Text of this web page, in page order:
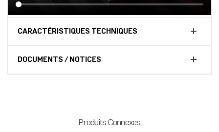
CARACTÉRISTIQUES TECHNIQUES
DOCUMENTS / NOTICES
Produits Connexes